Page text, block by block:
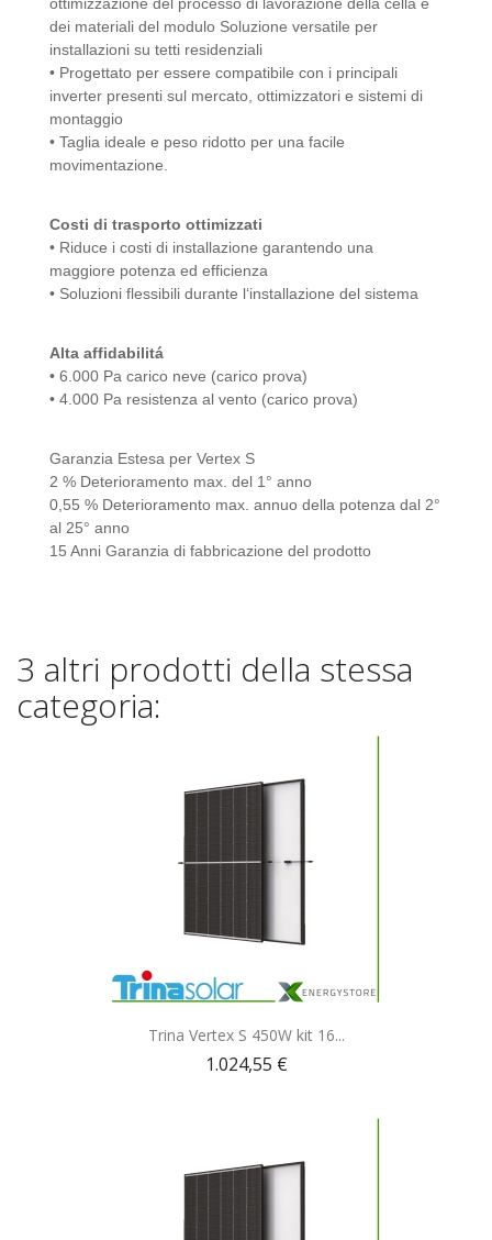
dei materiali del modulo Soluzione versatile per
installazioni su tetti residenziali
• Progettato per essere compatibile con i principali
inverter presenti sul mercato, ottimizzatori e sistemi di
montaggio
• Taglia ideale e peso ridotto per una facile
movimentazione.
Costi di trasporto ottimizzati
• Riduce i costi di installazione garantendo una
maggiore potenza ed efficienza
• Soluzioni flessibili durante l‘installazione del sistema
Alta affidabilitá
• 6.000 Pa carico neve (carico prova)
• 4.000 Pa resistenza al vento (carico prova)
Garanzia Estesa per Vertex S
2 % Deterioramento max. del 1° anno
0,55 % Deterioramento max. annuo della potenza dal 2°
al 25° anno
15 Anni Garanzia di fabbricazione del prodotto
3 altri prodotti della stessa
categoria:
Anteprima
Trina Vertex S 450W kit 16...
1.024,55 €